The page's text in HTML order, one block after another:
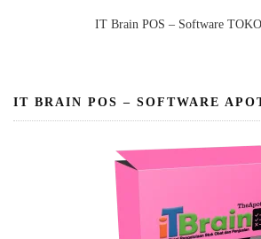
IT Brain POS – Software
IT BRAIN POS – SOFTWARE